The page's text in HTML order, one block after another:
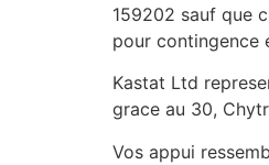
159202 sauf que
pour contingence
Kastat Ltd
grace au 30,
Vos appui